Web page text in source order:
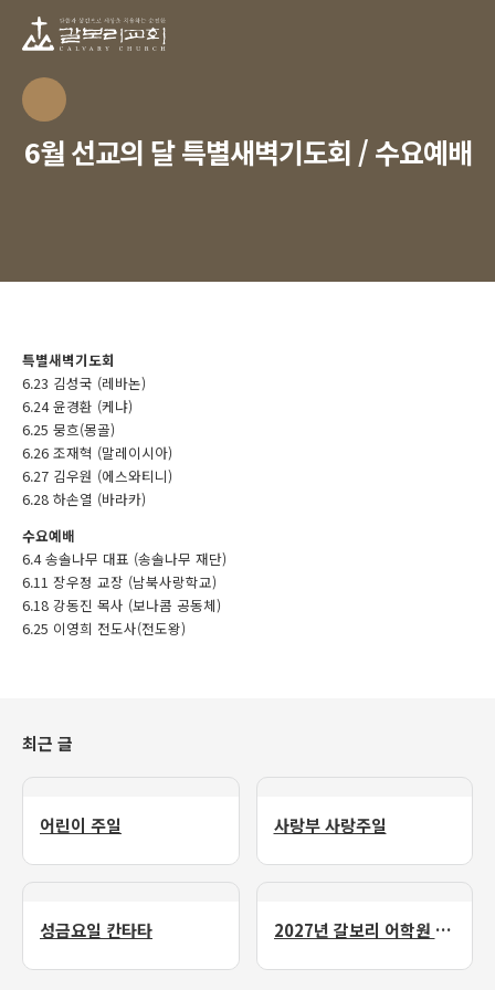
6월 선교의 달 특별새벽기도회 / 수요예배
특별새벽기도회
6.23 김성국 (레바논)
6.24 윤경환 (케냐)
6.25 뭉흐(몽골)
6.26 조재혁 (말레이시아)
6.27 김우원 (에스와티니)
6.28 하손열 (바라카)
수요예배
6.4 송솔나무 대표 (송솔나무 재단)
6.11 장우정 교장 (남북사랑학교)
6.18 강동진 목사 (보나콤 공동체)
6.25 이영희 전도사(전도왕)
최근 글
어린이 주일 사랑부 사랑주일
성금요일 칸타타 2027년 갈보리 어학원 유치부 신입생 모집